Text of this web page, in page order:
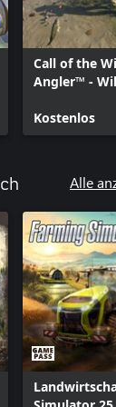
Arten
Erkunde die
schaffe bleibende
Call of the
Angler™ -
Kostenlos
Alle